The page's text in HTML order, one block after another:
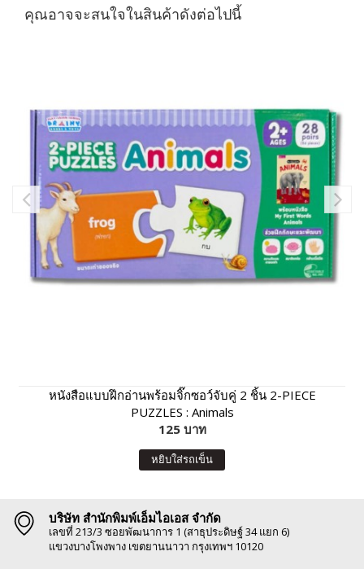
คุณอาจจะสนใจในสินค้าดังต่อไปนี้
หนังสือแบบฝึกอ่านพร้อมจิ๊กซอว์จับคู่ 2 ชิ้น 2-PIECE
PUZZLES : Animals
125 บาท
หยิบใส่รถเข็น
บริษัท สำนักพิมพ์เอ็มไอเอส จำกัด
เลขที่ 213/3 ซอยพัฒนาการ 1 (สาธุประดิษฐ์ 34 แยก 6)
แขวงบางโพงพาง เขตยานนาวา กรุงเทพฯ 10120